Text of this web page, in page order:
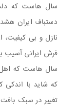
سال هاست که
دستباف ایران
نازل و بی کیفیت،
فرش ایرانی آسیب
سال هاست که
که شاید با اندکی
تغییر در سبک